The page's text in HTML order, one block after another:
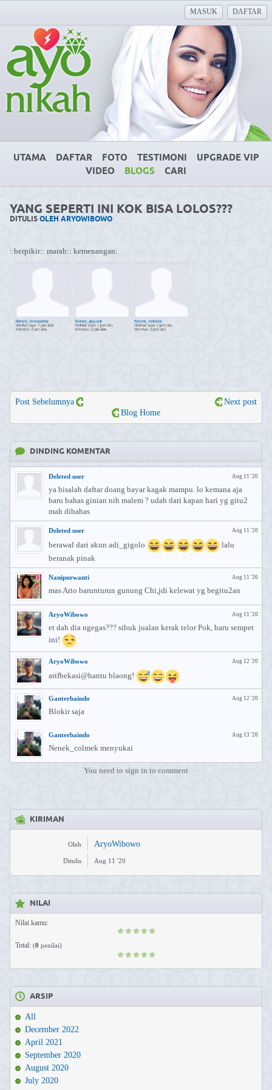
MASUK DAFTAR
UTAMA DAFTAR FOTO TESTIMONI
UPGRADE VIP
VIDEO
BLOGS CARI
YANG SEPERTI INI KOK BISA LOLOS???
DITULISOLEH ARYOWIBOWO
: berpikir:: marah:: kemenangan:
Post Sebelumnya
Next post
Blog Home
DINDING KOMENTAR
Aug 11 '20
Deleted user
ya bisalah daftar doang bayar kagak mampu. lo kemana aja
baru bahas ginian nih malem ? udah dari kapan hari yg gitu2
mah dibahas
Aug 11 '20
Deleted user
berawal dari akun adi_gigolo
lalu
beranak pinak
Aug 11 '20
Nanipurwanti
mas Ario barunturun gunung Chi,jdi kelewat yg begitu2an
Aug 11 '20
AryoWibowo
et dah dia ngegas??? sibuk jualan kerak telor Pok, baru sempet
ini!
Aug 12 '20
AryoWibowo
arifbekasi@hantu blaong!
Aug 12 '20
Ganterbaindo
Blokir saja
Aug 13 '20
Ganterbaindo
Nenek_colmek menyukai
You need to sign in to comment
KIRIMAN
Oleh AryoWibowo
Ditulis Aug 11 '20
NILAI
Nilai kamu:
Total: (0 penilai)
ARSIP
All
December 2022
April 2021
September 2020
August 2020
July 2020